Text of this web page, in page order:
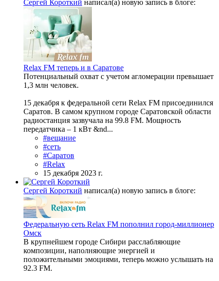
Сергей Короткий написал(а) новую запись в блоге:
Relax FM теперь и в Саратове
Потенциальный охват с учетом агломерации превышает
1,3 млн человек.
15 декабря к федеральной сети Relax FM присоединился
Саратов. В самом крупном городе Саратовской области
радиостанция зазвучала на 99.8 FM. Мощность
передатчика – 1 кВт &nd...
#вещание
#сеть
#Саратов
#Relax
15 декабря 2023 г.
Сергей Короткий написал(а) новую запись в блоге:
Федеральную сеть Relax FM пополнил город-миллионер
Омск
В крупнейшем городе Сибири расслабляющие
композиции, наполняющие энергией и
положительными эмоциями, теперь можно услышать на
92.3 FM.